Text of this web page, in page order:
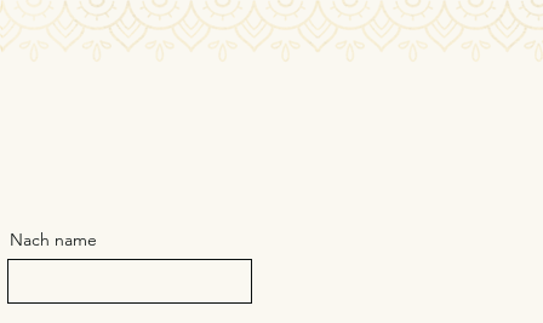
Nach name